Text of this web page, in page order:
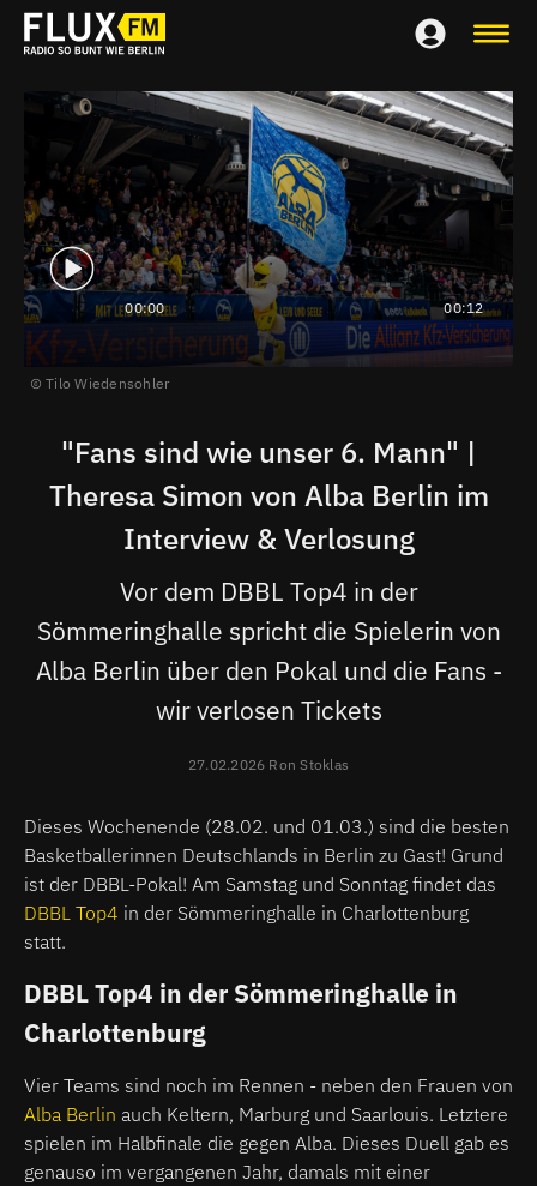
00:00 00:12
Tilo Wiedensohler
"Fans sind wie unser 6. Mann" |
Theresa Simon von Alba Berlin im
Interview & Verlosung
Vor dem DBBL Top4 in der
Sömmeringhalle spricht die Spielerin von
Alba Berlin über den Pokal und die Fans -
wir verlosen Tickets
27.02.2026 Ron Stoklas
Dieses Wochenende (28.02. und 01.03.) sind die besten
Basketballerinnen Deutschlands in Berlin zu Gast! Grund
ist der DBBL-Pokal! Am Samstag und Sonntag findet das
DBBL Top4 in der Sömmeringhalle in Charlottenburg
statt.
DBBL Top4 in der Sömmeringhalle in
Charlottenburg
Vier Teams sind noch im Rennen - neben den Frauen von
Alba Berlin auch Keltern, Marburg und Saarlouis. Letztere
spielen im Halbfinale die gegen Alba. Dieses Duell gab es
genauso im vergangenen Jahr, damals mit einer